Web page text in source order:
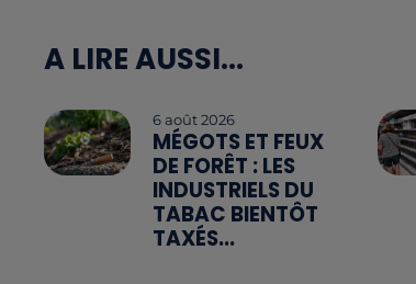
A LIRE AUSSI...
6 août 2026
MÉGOTS ET FEUX
DE FORÊT : LES
INDUSTRIELS DU
TABAC BIENTÔT
TAXÉS...